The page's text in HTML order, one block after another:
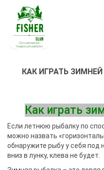
КАК ИГРАТЬ
Как играть
Если летнюю рыбалку по
можно назвать
обнаружите рыбу у себя под
вниз в лунку, клева не будет.